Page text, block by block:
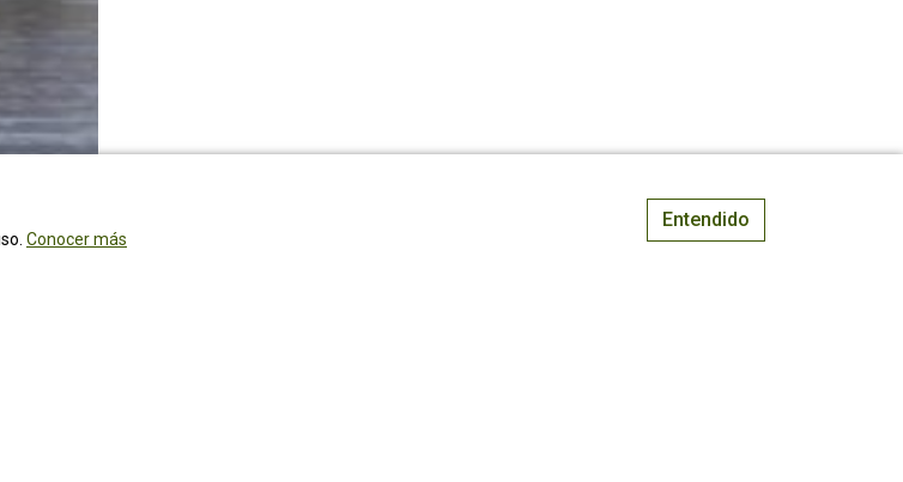
Conocer más
Entendido